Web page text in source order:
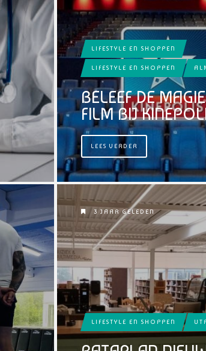
LIFESTYLE EN SHOPPEN
LIFESTYLE EN SHOPPEN
BELEEF DE
FILM BIJ
LEES VERDER
3 JAAR GELEDEN
LIFESTYLE EN SHOPPEN